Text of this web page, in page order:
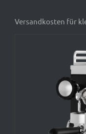
Versandkosten für